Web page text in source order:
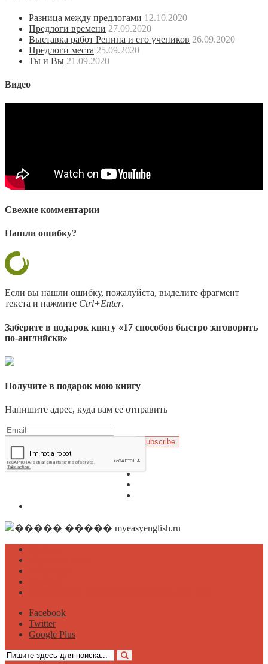
Разница между предлогами 12.10.2020
Предлоги времени 27.09.2020
Выставка работ Репина и его учеников 26.09.2020
Предлоги места 25.09.2020
Ты и Вы 21.09.2020
Видео
Свежие комментарии
Нашли ошибку?
Если вы нашли ошибку, пожалуйста, выделите фрагмент
текста и нажмите Ctrl+Enter.
Заберите в подарок книгу «17 способов быстро заговорить
по-английски»
Получите в подарок мою книгу
Напишите адрес, куда вам ее отправить
Subscribe
Главная
Обратная связь
Facebook
Twitter
Google Plus